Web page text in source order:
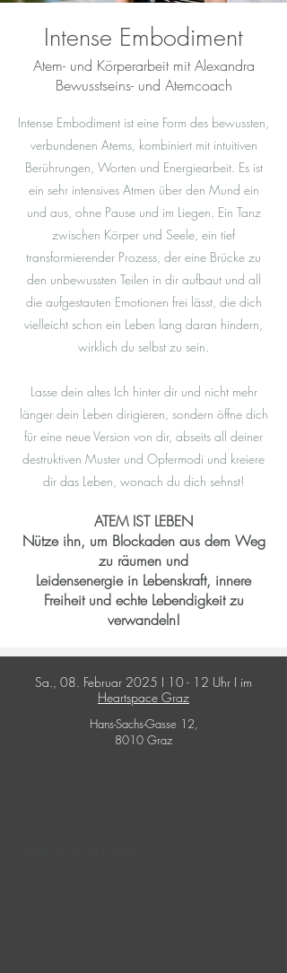
Intense Embodiment
Atem- und Körperarbeit mit Alexandra
Bewusstseins- und Atemcoach
Intense Embodiment ist eine Form des bewussten,
verbundenen Atems, kombiniert mit intuitiven
Berührungen, Worten und Energiearbeit. Es ist
ein sehr intensives Atmen über den Mund ein
und aus, ohne Pause und im Liegen. Ein Tanz
zwischen Körper und Seele, ein tief
transformierender Prozess, der eine Brücke zu
den unbewussten Teilen in dir aufbaut und all
die aufgestauten Emotionen frei lässt, die dich
vielleicht schon ein Leben lang daran hindern,
wirklich du selbst zu sein.
Lasse dein altes Ich hinter dir und nicht mehr
länger dein Leben dirigieren, sondern öffne dich
für eine neue Version von dir, abseits all deiner
destruktiven Muster und Opfermodi und kreiere
dir das Leben, wonach du dich sehnst!
ATEM IST LEBEN
Nütze ihn, um Blockaden aus dem Weg
zu räumen und
Leidensenergiein Lebenskraft, innere
Freiheit und echte Lebendigkeitzu
verwandeln!
Sa., 08. Februar 2025 I 10 - 12 Uhr I im
Heartspace Graz
Hans-Sachs-Gasse 12,
8010 Graz